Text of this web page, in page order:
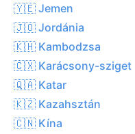
🇾🇪 Jemen
🇯🇴 Jordánia
🇰🇭 Kambodzsa
🇨🇽 Karácsony-sziget
🇶🇦 Katar
🇰🇿 Kazahsztán
🇨🇳 Kína